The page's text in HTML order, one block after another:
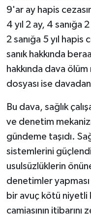
9'ar ay hapis
4 yıl 2 ay, 4 sanığa
2 sanığa 5 yıl
sanık hakkında
hakkında dava
dosyası ise davadan
Bu dava, sağlık
ve denetim
gündeme taşıdı.
sistemlerini
usulsüzlüklerin
denetimler
bir avuç kötü niyetli
camiasının